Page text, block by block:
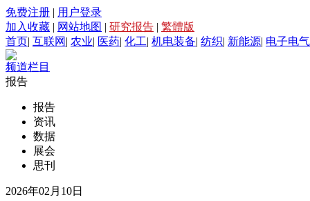
免费注册 | 用户登录
加入收藏 | 网站地图 | 研究报告 | 繁體版
首页| 互联网 | 农业| 医药| 化工| 机电装备| 纺织| 新能源| 电子电气
频道栏目
报告
报告
资讯
数据
展会
思刊
2026年02月10日